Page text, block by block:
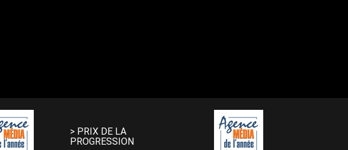
> PRIX DE LA
PROGRESSION